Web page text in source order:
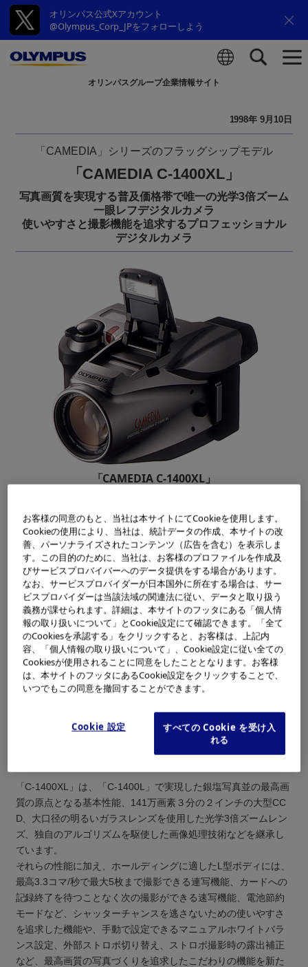
オリンパス公式Xアカウント
@Olympus_Corp_JPをフォローしよう
オリンパスグループ企業情報サイト
1998年 9月10日
「CAMEDIA」シリーズのフラッグシップモデル
「CAMEDIA C-1400XL」
写真画質を実現する普及価格帯で唯一の光学3倍ズーム
一眼レフデジタルカメラ
使いやすさと撮影機能を追求するプロフェッショナル
デジタルカメラ
「CAMEDIA C-1400XL」
1997年10月の発売以来、様々な高い評価を得てきた一眼レフデ
ジタルカメラ「CAMEDIA C-1400L」の写真画質を継承しつ
つ、連写や速写、マニュアルホワイトバランス設定、外部スト
ロボ同調信号端子等の新規機能を追加し、使いやすさと撮影機
能を追求したプロ仕様にも耐えうる一眼レフデジタルカメラ「C
AMEDIA C-1400XL」（希望小売価格：128,000円）を1998年1
0月 8日より発売いたします。
1997年10月、業界に先駆けて当社が発売したコンシューマー向
けのメガピクセルデジタルカメラ「CAMEDIA C-1400L」は、銀
塩写真に迫る超高画質、一眼レフ方式、常識を覆す普及価格を
実現したコストパフォーマンスの高いデジタルカメラとして多
「CAMEDIA C-1400XL」は、「C-1400L」の高性能・高機能を
継承しながら、ハイアマチュア層のニーズに応じた撮影機能が
加わり、「CAMEDIA」シリーズの中でも最高画質にこだわるユ
「C-1400XL」は、「C-1400L」で実現した銀塩写真並の最高画
質の原点となる基本性能、141万画素３分の２インチの大型CC
D、大口径の明るいガラスレンズを使用した光学3倍ズームレン
ズ、独自のアルゴリズムを駆使した画像処理技術などを継承し
ています。
それらの性能に加え、ホールディングに適したL型ボディには、
最高3.3コマ/秒で最大5枚まで撮影できる連写機能、カードへの
記録終了を待つことなく次の撮影ができる速写機能、電池節約
モードなど、シャッターチャンスを逃さないための使いやすさ
を追求した機能や、手動で設定できるマニュアルホワイトバラ
ンス設定、外部ストロボ切り替え、ストロボ撮影時の露出補正
など、最高画質の写真づくりを追求したこだわりの機能を新た
お客様の同意のもと、当社は本サイトにてCookieを使用します。
Cookieの使用により、当社は、統計データの作成、本サイトの改
善、パーソナライズされたコンテンツ（広告を含む）を表示しま
す。この目的のために、当社は、お客様のプロファイルを作成及
びサービスプロバイバーへのデータ提供をする場合があります。
なお、サービスプロバイダーが日本国外に所在する場合は、サー
ビスプロバイダーは当該法域の関連法に従い、データと取り扱う
義務が課せられます。詳細は、本サイトのフッタにある「個人情
報の取り扱いについて」とCookie設定にて確認できます。「全て
のCookiesを承認する」をクリックすると、お客様は、上記内
容、「個人情報の取り扱いについて」、Cookie設定に従い全ての
Cookiesが使用されることに同意をしたこととなります。お客様
は、本サイトのフッタにあるCookie設定をクリックすることで、
いつでもこの同意を撤回することができます。
Cookie 設定
すべての Cookie を受け入
れる